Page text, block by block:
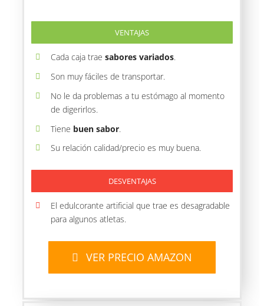
VENTAJAS
Cada caja trae sabores variados.
Son muy fáciles de transportar.
No le da problemas a tu estómago al momento
de digerirlos.
Tiene buen sabor.
Su relación calidad/precio es muy buena.
DESVENTAJAS
El edulcorante artificial que trae es desagradable
para algunos atletas.
VER PRECIO AMAZON